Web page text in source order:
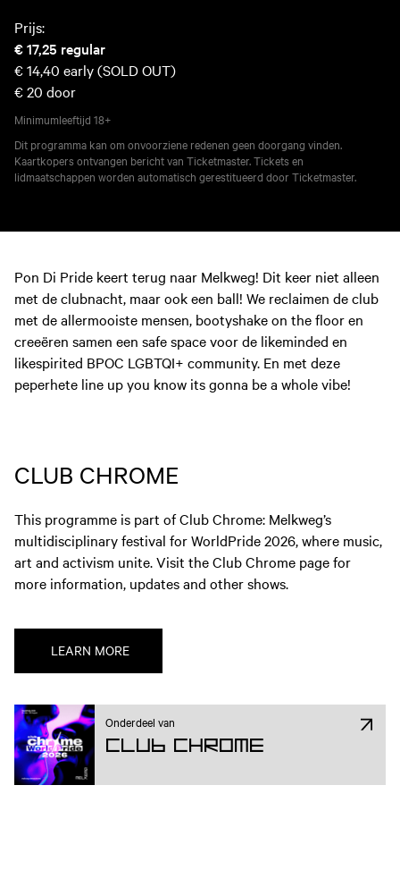
Prijs:
€ 17,25 regular
€ 14,40 early (SOLD OUT)
€ 20 door
Minimumleeftijd 18+
Dit programma kan om onvoorziene redenen geen doorgang vinden.
Kaartkopers ontvangen bericht van Ticketmaster. Tickets en
lidmaatschappen worden automatisch gerestitueerd door Ticketmaster.
Pon Di Pride keert terug naar Melkweg! Dit keer niet alleen
met de clubnacht, maar ook een ball! We reclaimen de club
met de allermooiste mensen, bootyshake on the floor en
creeëren samen een safe space voor de likeminded en
likespirited BPOC LGBTQI+ community. En met deze
peperhete line up you know its gonna be a whole vibe!
CLUB CHROME
This programme is part of Club Chrome: Melkweg’s
multidisciplinary festival for WorldPride 2026, where music,
art and activism unite. Visit the Club Chrome page for
more information, updates and other shows.
LEARN MORE
Onderdeel van
Club Chrome